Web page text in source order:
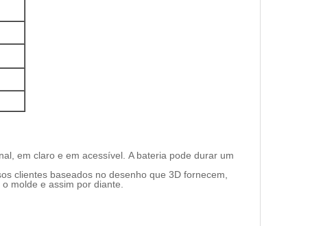
em claro e em acessível. A bateria pode durar um
clientes baseados no desenho que 3D fornecem,
molde e assim por diante.